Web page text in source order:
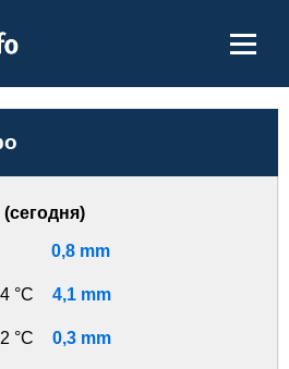
0,8 mm
°C 4,1 mm
°C 0,3 mm